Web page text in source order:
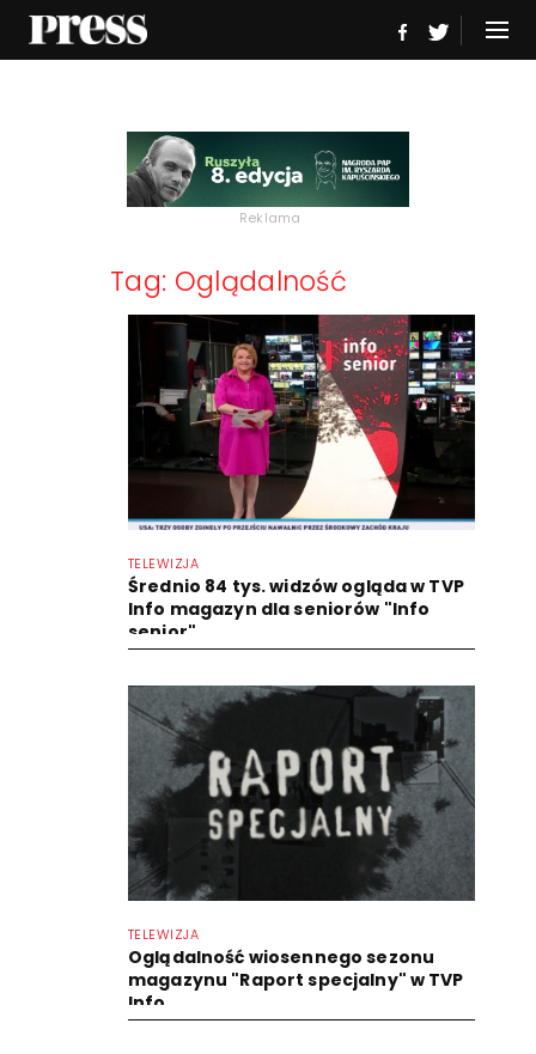
Reklama
Tag: Oglądalność
TELEWIZJA
Średnio 84 tys. widzów ogląda w TVP
Info magazyn dla seniorów "Info
senior"
TELEWIZJA
Oglądalność wiosennego sezonu
magazynu "Raport specjalny" w TVP
Info